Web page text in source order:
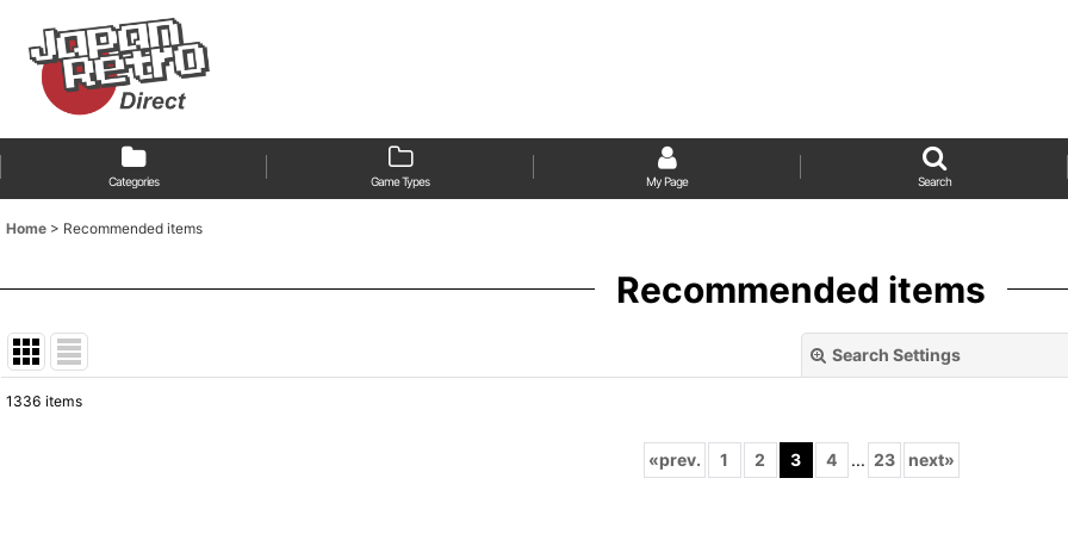
Categories Game Types My Page Search
Home > Recommended items
Recommended items
Search Settings
1336 items
«prev. 1 2 3 4 ... 23 next»